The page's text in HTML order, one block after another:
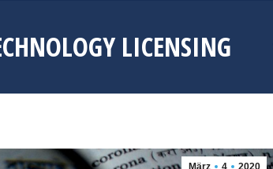
LICENSING
März 4 2020